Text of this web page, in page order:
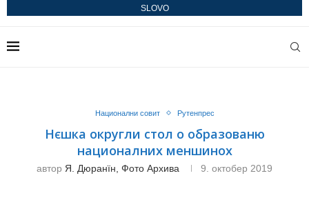
SLOVO
Национални совит Рутенпрес
Нєшка округли стол о образованю
националних меншинох
автор Я. Дюранїн, Фото Архива 9. октобер 2019